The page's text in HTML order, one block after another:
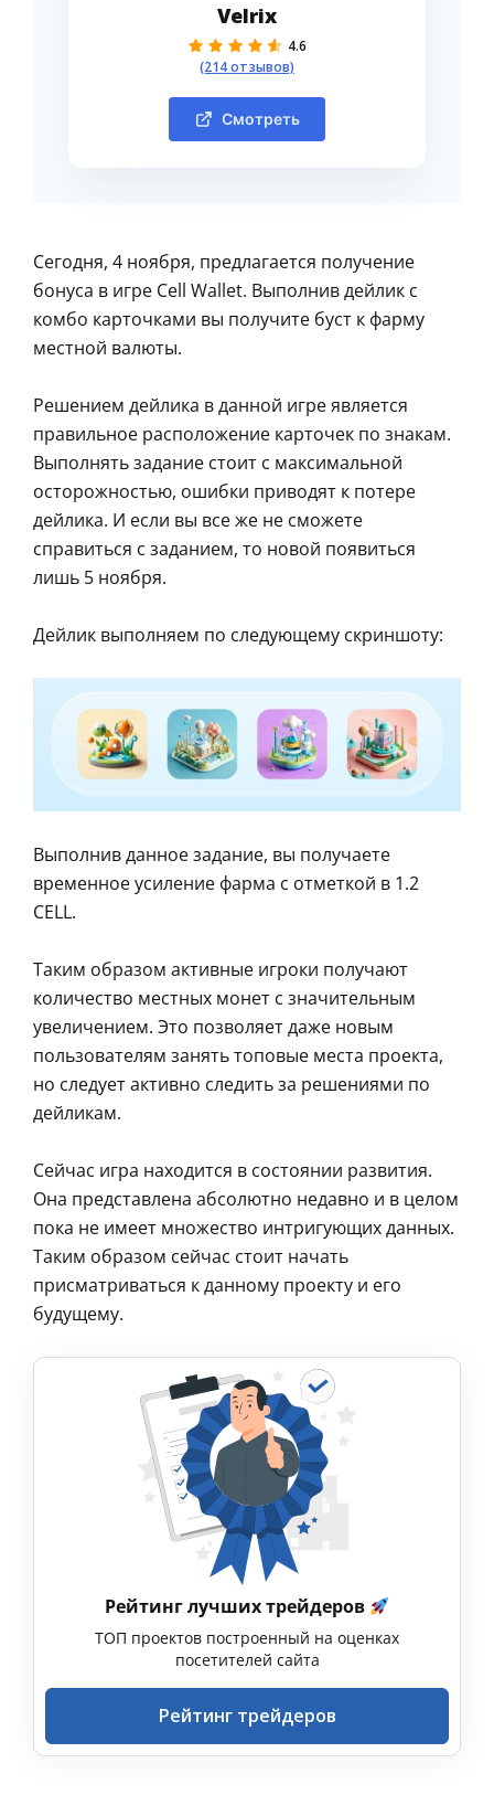
Velrix
4.6
(214 отзывов)
Смотреть
Сегодня, 4 ноября, предлагается получение
бонуса в игре Cell Wallet. Выполнив дейлик с
комбо карточками вы получите буст к фарму
местной валюты.
Решением дейлика в данной игре является
правильное расположение карточек по знакам.
Выполнять задание стоит с максимальной
осторожностью, ошибки приводят к потере
дейлика. И если вы все же не сможете
справиться с заданием, то новой появиться
лишь 5 ноября.
Дейлик выполняем по следующему скриншоту:
Выполнив данное задание, вы получаете
временное усиление фарма с отметкой в 1.2
CELL.
Таким образом активные игроки получают
количество местных монет с значительным
увеличением. Это позволяет даже новым
пользователям занять топовые места проекта,
но следует активно следить за решениями по
дейликам.
Сейчас игра находится в состоянии развития.
Она представлена абсолютно недавно и в целом
пока не имеет множество интригующих данных.
Таким образом сейчас стоит начать
присматриваться к данному проекту и его
будущему.
Рейтинг лучших трейдеров
ТОП проектов построенный на оценках
посетителей сайта
Рейтинг трейдеров